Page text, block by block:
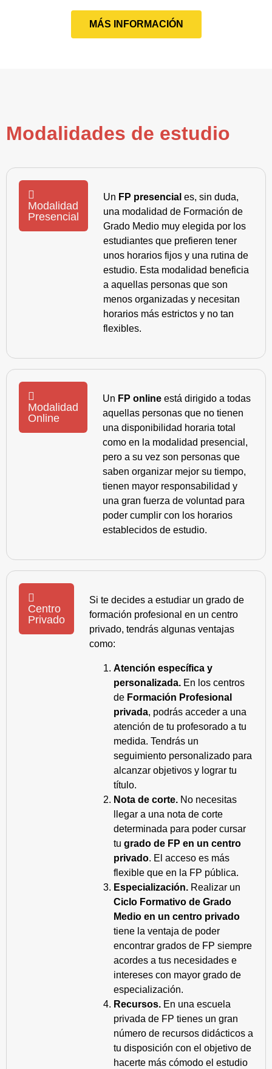
MÁS INFORMACIÓN
Modalidades de estudio
Modalidad
Presencial
Un FP presencial es, sin duda,
una modalidad de Formación de
Grado Medio muy elegida por los
estudiantes que prefieren tener
unos horarios fijos y una rutina de
estudio. Esta modalidad beneficia
a aquellas personas que son
menos organizadas y necesitan
horarios más estrictos y no tan
flexibles.
Modalidad
Online
Un FP online está dirigido a todas
aquellas personas que no tienen
una disponibilidad horaria total
como en la modalidad presencial,
pero a su vez son personas que
saben organizar mejor su tiempo,
tienen mayor responsabilidad y
una gran fuerza de voluntad para
poder cumplir con los horarios
establecidos de estudio.
Centro
Privado
Si te decides a estudiar un grado de
formación profesional en un centro
privado, tendrás algunas ventajas
como:
Atención específica y
personalizada. En los centros
de Formación Profesional
privada, podrás acceder a una
atención de tu profesorado a tu
medida. Tendrás un
seguimiento personalizado para
alcanzar objetivos y lograr tu
título.
Nota de corte. No necesitas
llegar a una nota de corte
determinada para poder cursar
tu grado de FP en un centro
privado. El acceso es más
flexible que en la FP pública.
Especialización. Realizar un
Ciclo Formativo de Grado
Medio en un centro privado
tiene la ventaja de poder
encontrar grados de FP siempre
acordes a tus necesidades e
intereses con mayor grado de
especialización.
Recursos. En una escuela
privada de FP tienes un gran
número de recursos didácticos a
tu disposición con el objetivo de
hacerte más cómodo el estudio